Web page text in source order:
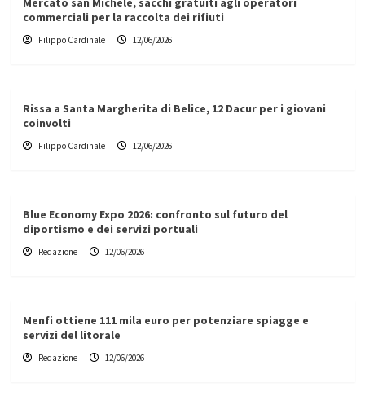
commerciali per la raccolta dei rifiuti
Filippo Cardinale 12/06/2026
Rissa a Santa Margherita di Belice, 12 Dacur per i giovani
coinvolti
Filippo Cardinale 12/06/2026
Blue Economy Expo 2026: confronto sul futuro del
diportismo e dei servizi portuali
Redazione 12/06/2026
Menfi ottiene 111 mila euro per potenziare spiagge e
servizi del litorale
Redazione 12/06/2026